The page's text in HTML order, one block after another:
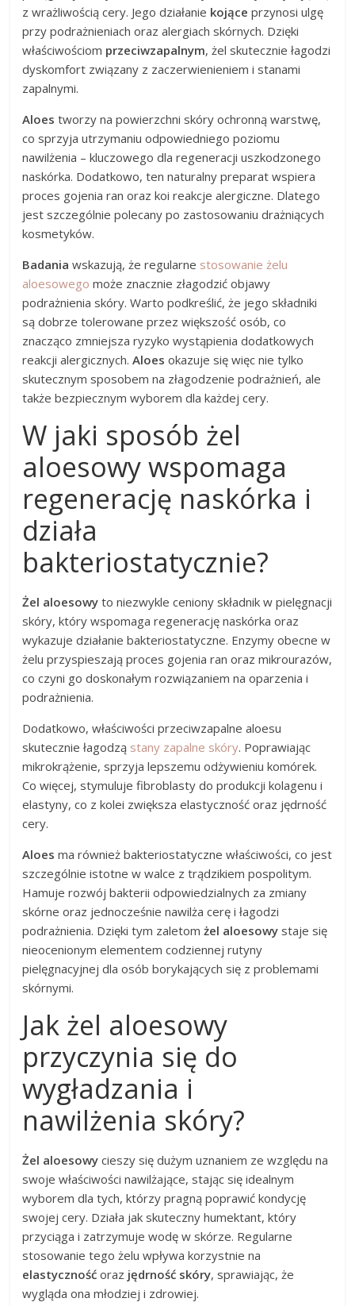
z wrażliwością cery. Jego działanie kojące przynosi ulgę
przy podrażnieniach oraz alergiach skórnych. Dzięki
właściwościom przeciwzapalnym, żel skutecznie łagodzi
dyskomfort związany z zaczerwienieniem i stanami
zapalnymi.
Aloes tworzy na powierzchni skóry ochronną warstwę,
co sprzyja utrzymaniu odpowiedniego poziomu
nawilżenia – kluczowego dla regeneracji uszkodzonego
naskórka. Dodatkowo, ten naturalny preparat wspiera
proces gojenia ran oraz koi reakcje alergiczne. Dlatego
jest szczególnie polecany po zastosowaniu drażniących
kosmetyków.
Badania wskazują, że regularne stosowanie żelu
aloesowego może znacznie złagodzić objawy
podrażnienia skóry. Warto podkreślić, że jego składniki
są dobrze tolerowane przez większość osób, co
znacząco zmniejsza ryzyko wystąpienia dodatkowych
reakcji alergicznych.Aloes okazuje się więc nie tylko
skutecznym sposobem na złagodzenie podrażnień, ale
także bezpiecznym wyborem dla każdej cery.
W jaki sposób żel
aloesowy wspomaga
regenerację naskórka i
działa
bakteriostatycznie?
Żel aloesowy to niezwykle ceniony składnik w pielęgnacji
skóry, który wspomaga regenerację naskórka oraz
wykazuje działanie bakteriostatyczne. Enzymy obecne w
żelu przyspieszają proces gojenia ran oraz mikrourazów,
co czyni go doskonałym rozwiązaniem na oparzenia i
podrażnienia.
Dodatkowo, właściwości przeciwzapalne aloesu
skutecznie łagodzą stany zapalne skóry. Poprawiając
mikrokrążenie, sprzyja lepszemu odżywieniu komórek.
Co więcej, stymuluje fibroblasty do produkcji kolagenu i
elastyny, co z kolei zwiększa elastyczność oraz jędrność
cery.
Aloes ma również bakteriostatyczne właściwości, co jest
szczególnie istotne w walce z trądzikiem pospolitym.
Hamuje rozwój bakterii odpowiedzialnych za zmiany
skórne oraz jednocześnie nawilża cerę i łagodzi
podrażnienia. Dzięki tym zaletomżel aloesowy staje się
nieocenionym elementem codziennej rutyny
pielęgnacyjnej dla osób borykających się z problemami
skórnymi.
Jak żel aloesowy
przyczynia się do
wygładzania i
nawilżenia skóry?
Żel aloesowy cieszy się dużym uznaniem ze względu na
swoje właściwości nawilżające, stając się idealnym
wyborem dla tych, którzy pragną poprawić kondycję
swojej cery. Działa jak skuteczny humektant, który
przyciąga i zatrzymuje wodę w skórze. Regularne
stosowanie tego żelu wpływa korzystnie na
elastyczność oraz jędrność skóry, sprawiając, że
wygląda ona młodziej i zdrowiej.